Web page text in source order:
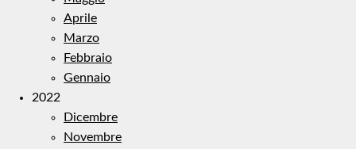
Aprile
Marzo
Febbraio
Gennaio
2022
Dicembre
Novembre